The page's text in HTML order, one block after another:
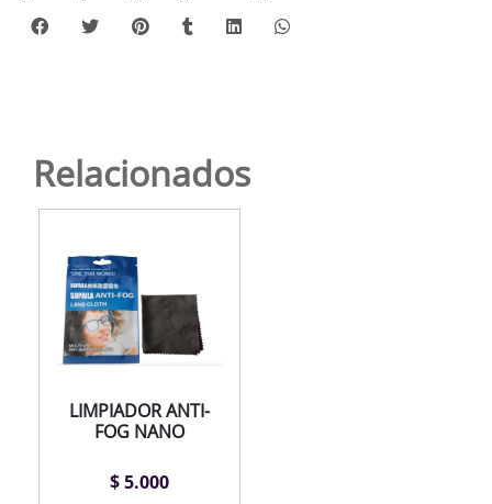
Relacionados
LIMPIADOR ANTI-
FOG NANO
$ 5.000